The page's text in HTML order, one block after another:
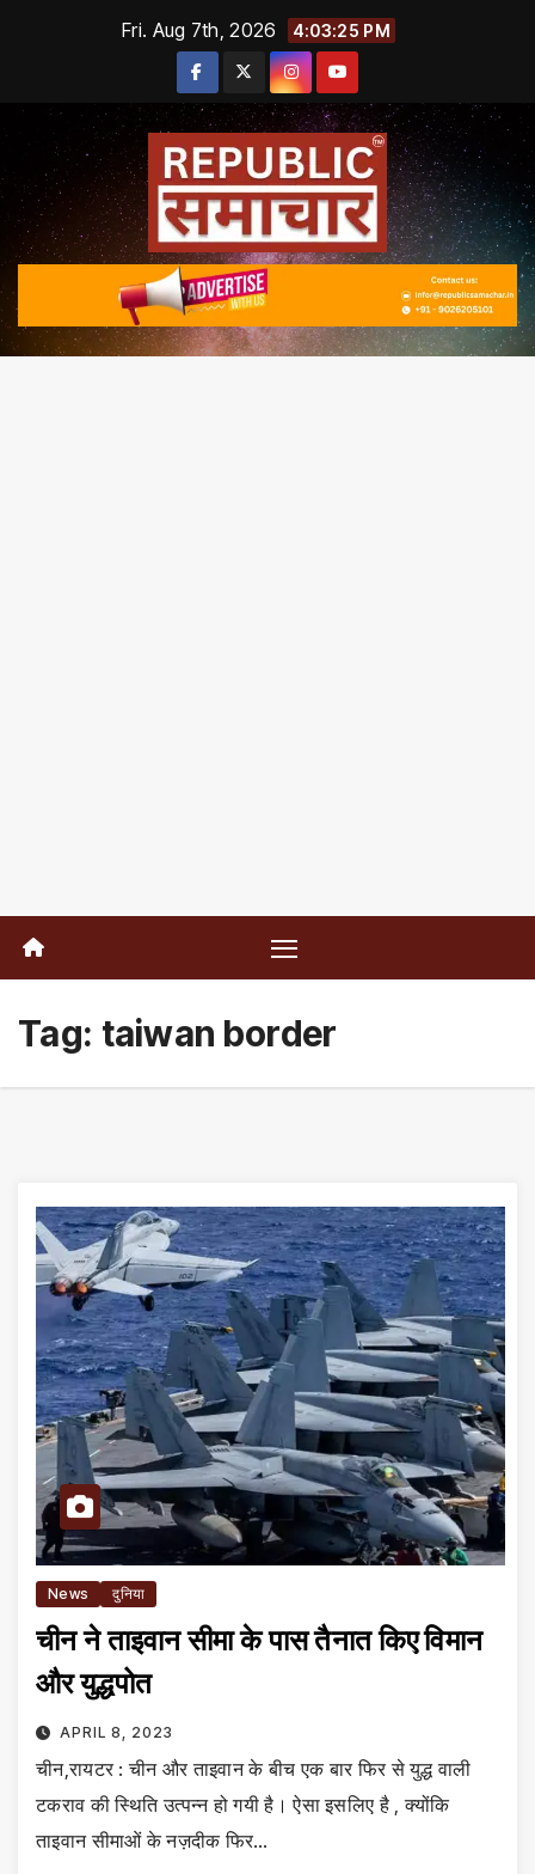
Fri. Aug 7th, 2026 4:03:25 PM
Tag: taiwan border
News दुनिया
चीन ने ताइवान सीमा के पास तैनात किए विमान
और युद्धपोत
APRIL 8, 2023
चीन,रायटर : चीन और ताइवान के बीच एक बार फिर से युद्ध वाली
टकराव की स्थिति उत्पन्न हो गयी है। ऐसा इसलिए है , क्योंकि
ताइवान सीमाओं के नज़दीक फिर…